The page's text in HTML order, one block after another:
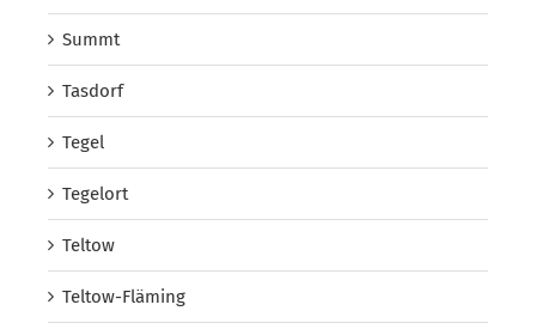
Summt
Tasdorf
Tegel
Tegelort
Teltow
Teltow-Fläming